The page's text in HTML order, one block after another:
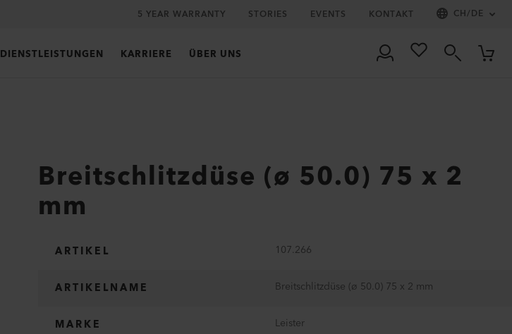
5 YEAR WARRANTY STORIES EVENTS KONTAKT CH/DE
DIENSTLEISTUNGEN KARRIERE ÜBER UNS
Breitschlitzdüse (ø 50.0) 75 x 2
mm
ARTIKEL 107.266
ARTIKELNAME Breitschlitzdüse (ø 50.0) 75 x 2 mm
MARKE Leister